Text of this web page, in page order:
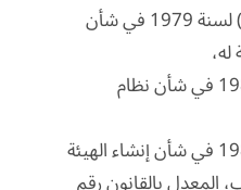
وعلى المرسوم بالقانون رقم (15) لسنة 1979 في شأن
وعلى القانون رقم (32) لسنة 1982 في شأن نظام
وعلى القانون رقم (63) لسنة 1982 في شأن إنشاء الهيئة